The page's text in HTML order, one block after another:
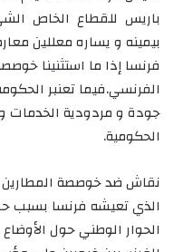
باريس للقطاع الخاص
بيمينه و يساره معللين
فرنسا إذا ما استثنينا
الفرنسي.فيما تعنبر
جودة و مردودية الخدمات
الحكومية.
نقاش ضد خوصصة
الذي تعيشه فرنسا بسبب
الحوار الوطني حول